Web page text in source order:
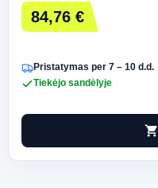
84,76 €
Pristatymas per 7 – 10 d.d.
Tiekėjo sandėlyje
shopping_cart